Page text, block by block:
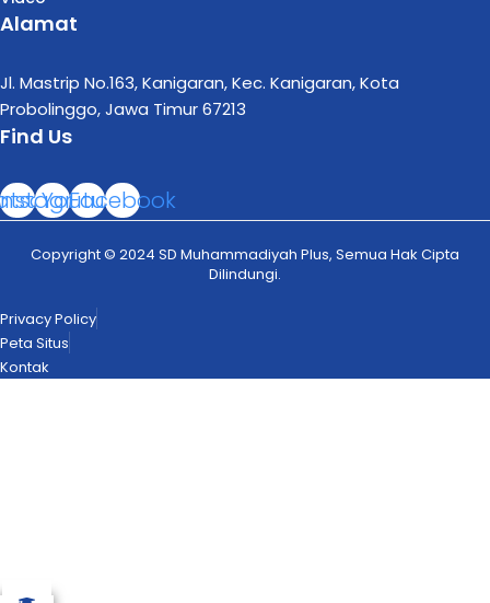
Alamat
Jl. Mastrip No.163, Kanigaran, Kec. Kanigaran, Kota
Probolinggo, Jawa Timur 67213
Find Us
Youtube
Facebook
Copyright © 2024 SD Muhammadiyah Plus, Semua Hak Cipta
Dilindungi.
Privacy Policy
Peta Situs
Kontak